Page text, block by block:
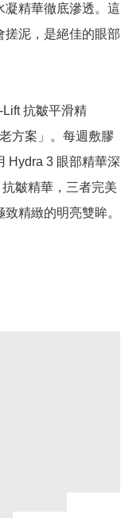
凝精華徹底滲透。這
搓泥，是絕佳的眼部
抗皺平滑精
方案」。每週敷膠
Hydra 3 眼部精華深
皺精華，三者完美
精緻的明亮雙眸。